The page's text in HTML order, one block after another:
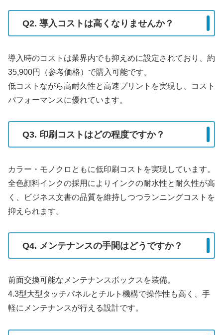
Q2. 導入コストは高くなりませんか？
導入時のコストは業界内でも抑えめに設定されており、約
35,900円（参考価格）で購入可能です。
低コストながら高耐久性と高速プリントを実現し、コスト
パフォーマンスに優れています。
Q3. 印刷コストはどの程度ですか？
カラー・モノクロともに低印刷コストを実現しています。
全色顔料インクの採用によりインクの耐水性と耐久性が高
く、ビジネス文書の品質を維持しつつランニングコストを
抑えられます。
Q4. メンテナンスの手間はどうですか？
前面交換可能なメンテナンスボックスを装備。
4.3型大型タッチパネルとチルト機構で操作性も高く、手
軽にメンテナンスが行える設計です。